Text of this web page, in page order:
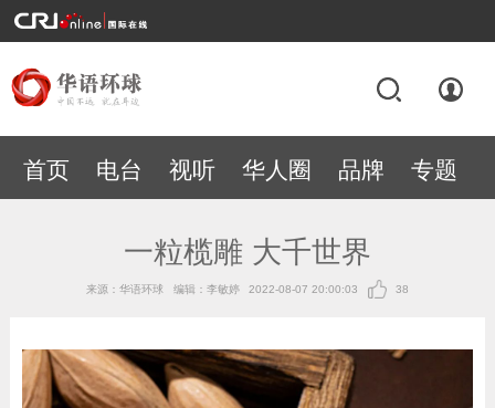
首页 电台 视听 华人圈 品牌 专题
一粒榄雕 大千世界
来源：华语环球 编辑：李敏婷 2022-08-07 20:00:03 38